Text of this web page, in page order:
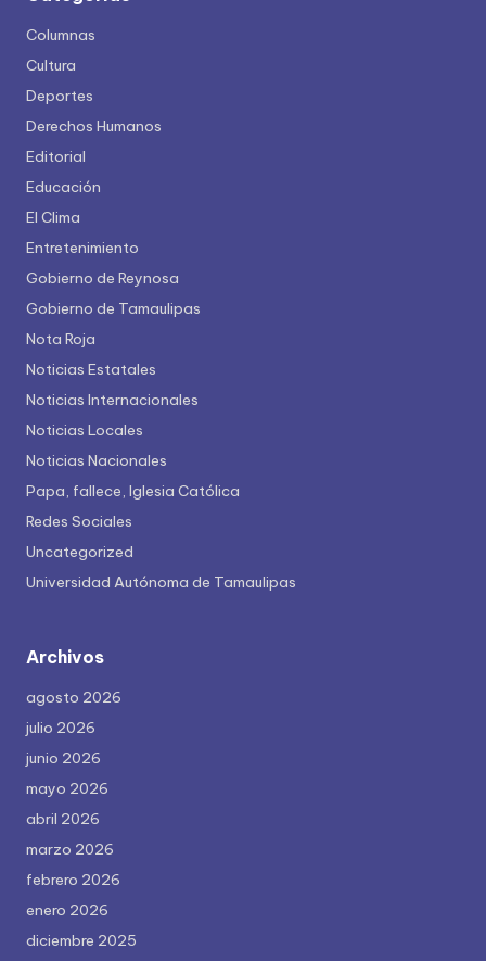
Columnas
Cultura
Deportes
Derechos Humanos
Editorial
Educación
El Clima
Entretenimiento
Gobierno de Reynosa
Gobierno de Tamaulipas
Nota Roja
Noticias Estatales
Noticias Internacionales
Noticias Locales
Noticias Nacionales
Papa, fallece, Iglesia Católica
Redes Sociales
Uncategorized
Universidad Autónoma de Tamaulipas
Archivos
agosto 2026
julio 2026
junio 2026
mayo 2026
abril 2026
marzo 2026
febrero 2026
enero 2026
diciembre 2025